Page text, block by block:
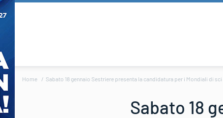
Home Sabato 18 gennaio Sestriere presenta la candidatura per i Mondiali di
Sabato 18